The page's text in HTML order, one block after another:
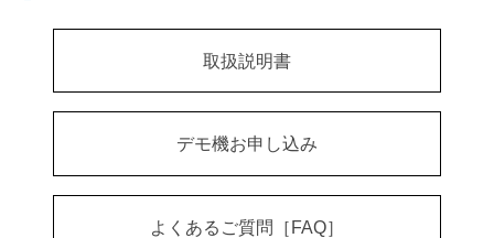
取扱説明書
デモ機お申し込み
よくあるご質問［FAQ］